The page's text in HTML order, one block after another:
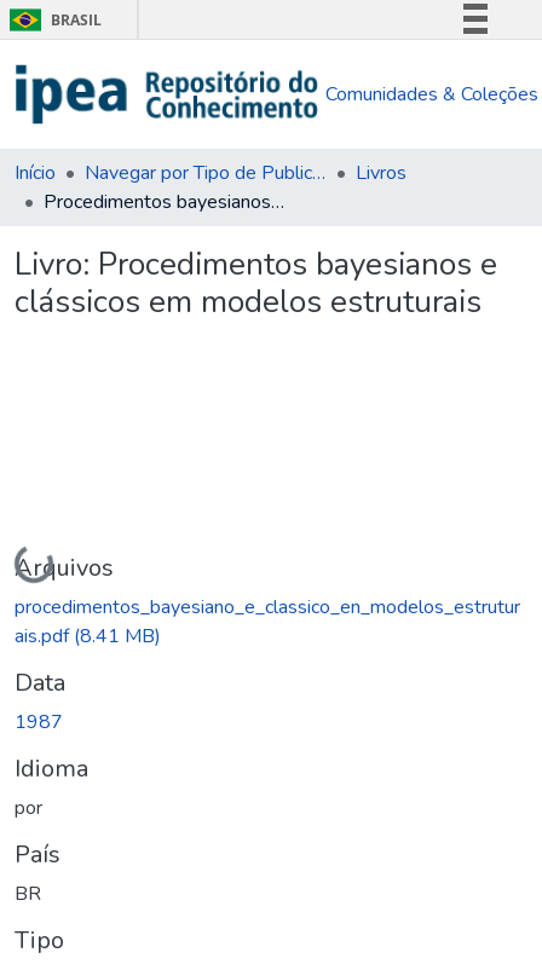
BRASIL
Comunica BR
Acesso à informação
Comunidades & Coleções
Início Navegar por Tipo de Publicação
Livros
Procedimentos bayesianos e clássicos em modelos estruturais
Livro: Procedimentos bayesianos e
clássicos em modelos estruturais
Carregando...
Arquivos
procedimentos_bayesiano_e_classico_en_modelos_estrutur
ais.pdf(8.41 MB)
Data
1987
Idioma
por
País
BR
Tipo